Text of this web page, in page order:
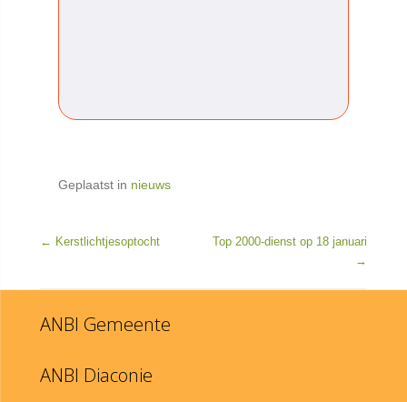
Geplaatst in nieuws
BERICHTNAVIGATIE
← Kerstlichtjesoptocht
Top 2000-dienst op 18 januari
→
ANBI Gemeente
ANBI Diaconie